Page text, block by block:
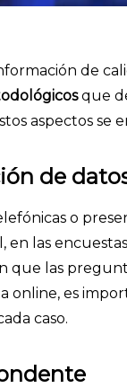
de
que
aspectos se
de
o
en las encuestas
que las
online, es
caso.